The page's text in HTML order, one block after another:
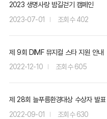
2023 생명사랑 밤길걷기 캠페인
2023-07-01
402
제 9회 DIMF 뮤지컬 스타 지원 안내
2022-12-10
605
제 28회 늘푸름환경대상 수상자 발표
2022-09-01
630